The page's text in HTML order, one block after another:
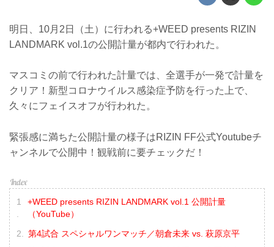
明日、10月2日（土）に行われる+WEED presents RIZIN
LANDMARK vol.1の公開計量が都内で行われた。
マスコミの前で行われた計量では、全選手が一発で計量を
クリア！新型コロナウイルス感染症予防を行った上で、
久々にフェイスオフが行われた。
緊張感に満ちた公開計量の様子はRIZIN FF公式Youtubeチ
ャンネルで公開中！観戦前に要チェックだ！
+WEED presents RIZIN LANDMARK vol.1 公開計量
（YouTube）
第4試合 スペシャルワンマッチ／朝倉未来 vs. 萩原京平